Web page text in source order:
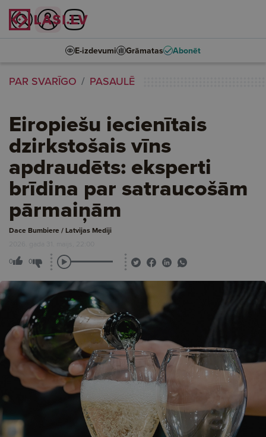
E-izdevumi Grāmatas Abonēt
PAR SVARĪGO PASAULĒ
Eiropiešu iecienītais
dzirkstošais vīns
apdraudēts: eksperti
brīdina par satraucošām
pārmaiņām
Dace Bumbiere / Latvijas Mediji
2026. gada 31. maijs, 22:00
0 0